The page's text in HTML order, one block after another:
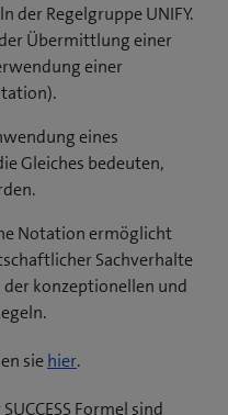
der Regelgruppe UNIFY.
Übermittlung einer
einer
eines
Gleiches bedeuten,
Notation ermöglicht
Sachverhalte
konzeptionellen und
siehier(.
Formel sind